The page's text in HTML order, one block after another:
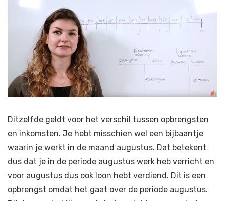
Ditzelfde geldt voor het verschil tussen opbrengsten
en inkomsten. Je hebt misschien wel een bijbaantje
waarin je werkt in de maand augustus. Dat betekent
dus dat je in de periode augustus werk heb verricht en
voor augustus dus ook loon hebt verdiend. Dit is een
opbrengst omdat het gaat over de periode augustus.